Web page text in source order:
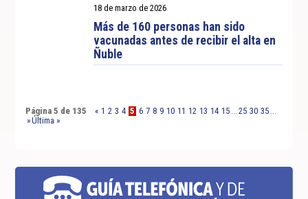
18 de marzo de 2026
Más de 160 personas han sido
vacunadas antes de recibir el alta en
Ñuble
Página 5 de 135 « 1 2 3 4 5 6 7 8 9 10 11 12 13 14 15 25 30 35
»Última »